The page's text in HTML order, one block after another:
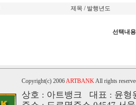
제목 / 발행년도
선택내
Copyright(c) 2006ARTBANKAll rights
상호 : 아트뱅크 대표 : 윤형